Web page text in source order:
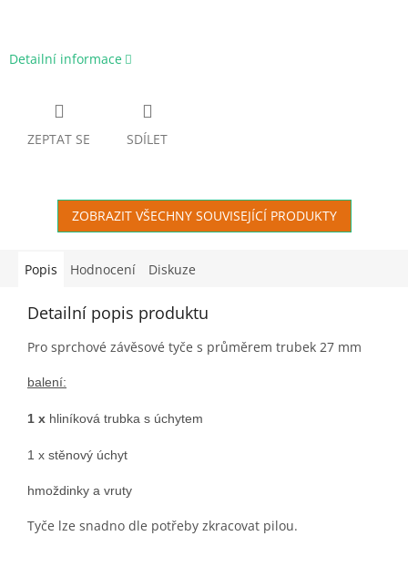
Detailní informace
ZEPTAT SE SDÍLET
ZOBRAZIT VŠECHNY SOUVISEJÍCÍ PRODUKTY
Popis Hodnocení Diskuze
Detailní popis produktu
Pro sprchové závěsové tyče s průměrem trubek 27 mm
balení:
1 x hliníková trubka s úchytem
1 x stěnový úchyt
hmoždinky a vruty
Tyče lze snadno dle potřeby zkracovat pilou.